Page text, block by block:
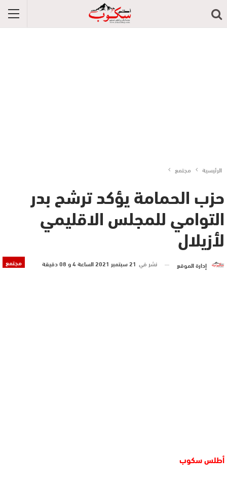
الرئيسية مجتمع
حزب الحمامة يؤكد ترشح بدر
التوامي للمجلس الاقليمي
لأزيلال
مجتمع إدارة الموقع نشر في 21 سبتمبر 2021 الساعة 4 و 08 دقيقة
أطلس سكوب